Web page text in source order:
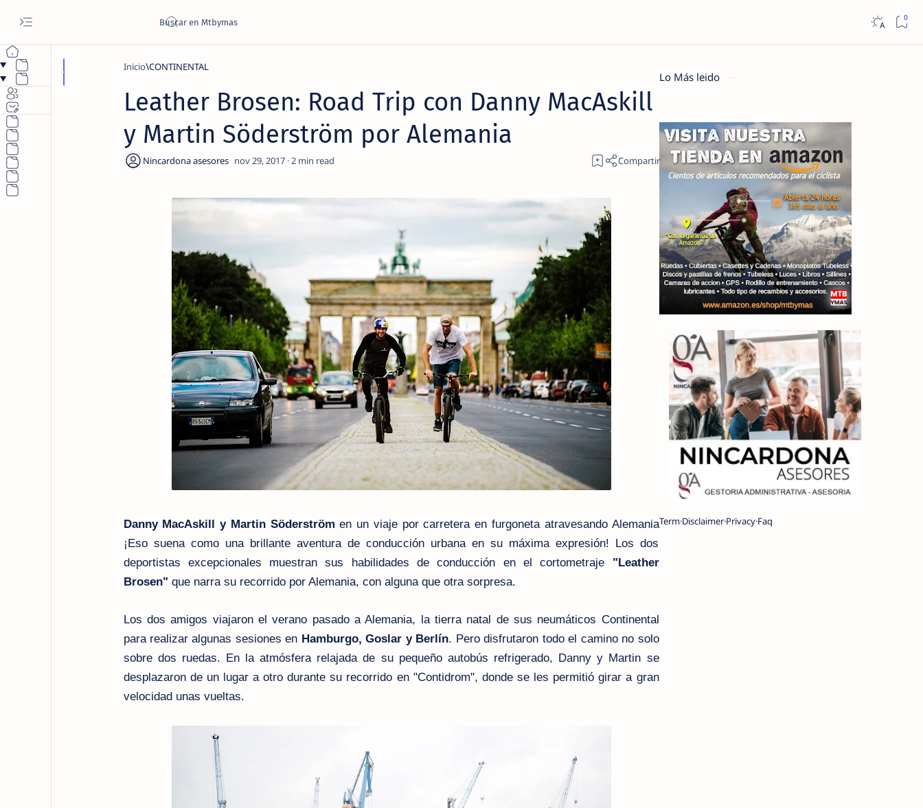
Inicio CONTINENTAL
Leather Brosen: Road Trip con Danny MacAskill
y Martin Söderström por Alemania
2
Danny MacAskill y Martin Söderström en un viaje por carretera en furgoneta atravesando Alemania
¡Eso suena como una brillante aventura de conducción urbana en su máxima expresión! Los dos
deportistas excepcionales muestran sus habilidades de conducción en el cortometraje "Leather
Brosen" que narra su recorrido por Alemania, con alguna que otra sorpresa.
Los dos amigos viajaron el verano pasado a Alemania, la tierra natal de sus neumáticos Continental
para realizar algunas sesiones en Hamburgo, Goslar y Berlín. Pero disfrutaron todo el camino no solo
sobre dos ruedas. En la atmósfera relajada de su pequeño autobús refrigerado, Danny y Martin se
desplazaron de un lugar a otro durante su recorrido en "Contidrom", donde se les permitió girar a gran
velocidad unas vueltas.
Lo Más leido
TermDisclaimerPrivacyFaq